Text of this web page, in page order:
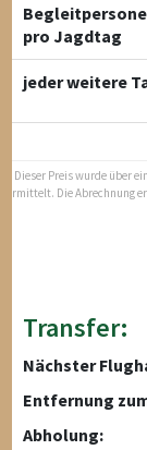
pro Jagdtag
jeder weitere
* Dieser Preis wurde über
ermittelt. Die Abrechnung
Transfer:
Nächster
Entfernung
Abholung: